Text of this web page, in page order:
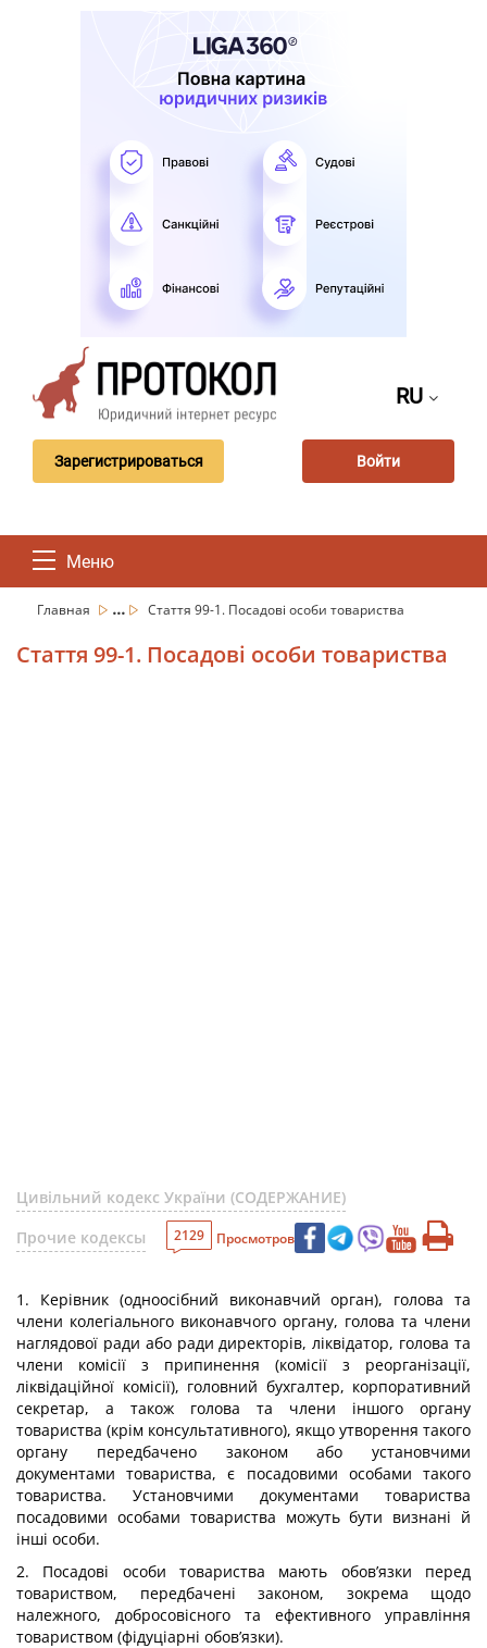
RU
Зарегистрироваться Войти
Меню
Главная ... Стаття 99-1. Посадові особи товариства
Стаття 99-1. Посадові особи товариства
Цивільний кодекс України (СОДЕРЖАНИЕ)
Прочие кодексы
2129 Просмотров
1. Керівник (одноосібний виконавчий орган), голова та
члени колегіального виконавчого органу, голова та члени
наглядової ради або ради директорів, ліквідатор, голова та
члени комісії з припинення (комісії з реорганізації,
ліквідаційної комісії), головний бухгалтер, корпоративний
секретар, а також голова та члени іншого органу
товариства (крім консультативного), якщо утворення такого
органу передбачено законом або установчими
документами товариства, є посадовими особами такого
товариства. Установчими документами товариства
посадовими особами товариства можуть бути визнані й
інші особи.
2. Посадові особи товариства мають обов’язки перед
товариством, передбачені законом, зокрема щодо
належного, добросовісного та ефективного управління
товариством (фідуціарні обов’язки).